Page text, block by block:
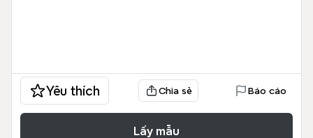
Yêu thích Chia sẻ Báo cáo
Lấy mẫu